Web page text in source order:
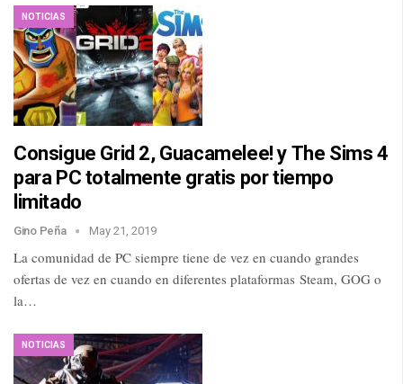
NOTICIAS
Consigue Grid 2, Guacamelee! y The Sims 4
para PC totalmente gratis por tiempo
limitado
Gino Peña May 21, 2019
La comunidad de PC siempre tiene de vez en cuando grandes
ofertas de vez en cuando en diferentes plataformas Steam, GOG o
la…
NOTICIAS